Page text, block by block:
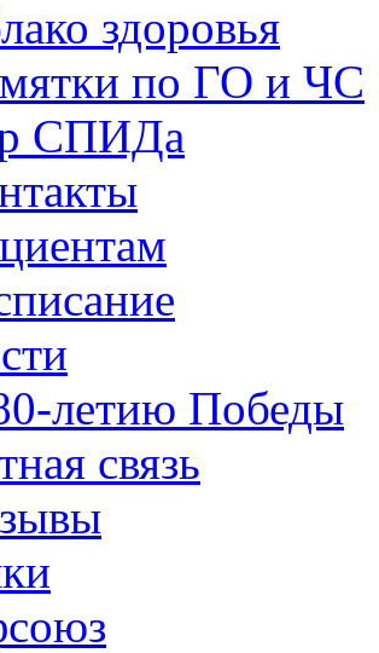
здоровья
по ГО и ЧС
СПИДа
летию Победы
связь